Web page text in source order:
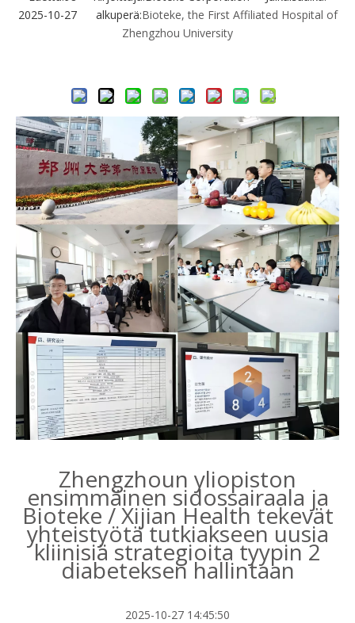
2025-10-27 alkuperä:Bioteke, the First Affiliated Hospital of
Zhengzhou University
Zhengzhoun yliopiston
ensimmäinen sidossairaala ja
Bioteke / Xijian Health tekevät
yhteistyötä tutkiakseen uusia
kliinisiä strategioita tyypin 2
diabeteksen hallintaan
2025-10-27 14:45:50